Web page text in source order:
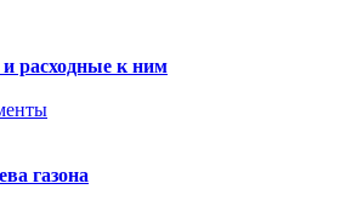
расходные к ним
газона